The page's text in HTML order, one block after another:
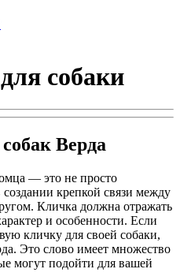
собаки
Верда
— это не просто
крепкой связи между
Кличка должна отражать
и особенности. Если
кличку для своей собаки,
Это слово имеет множество
могут подойти для вашей